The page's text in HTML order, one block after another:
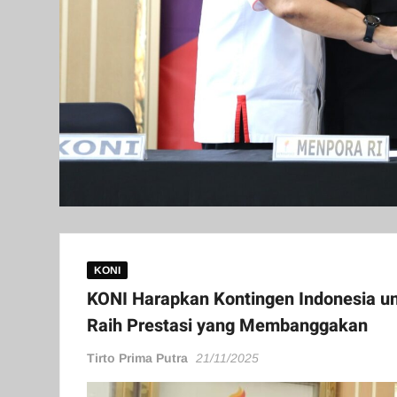
KONI
KONI Harapkan Kontingen Indonesia
Raih Prestasi yang Membanggakan
Tirto Prima Putra 21/11/2025